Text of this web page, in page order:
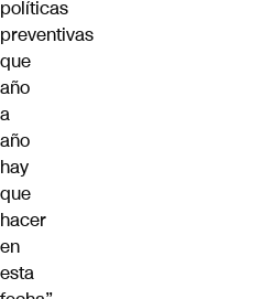
políticas
preventivas
que
año
a
año
hay
que
hacer
en
esta